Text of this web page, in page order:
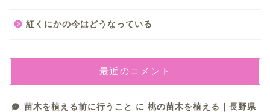
紅くにかの今はどうなっている
最近のコメント
苗木を植える前に行うこと に 桃の苗木を植える｜長野県